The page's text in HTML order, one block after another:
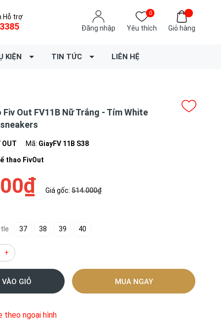
Hỗ trợ
Đăng nhập
0
Yêu thích Giỏ hàng
KIỆN TIN TỨC LIÊN HỆ
Out FV11B Nữ Trắng - Tím White
OUT Mã: GiayFV 11B S38
thao FivOut
Giá gốc: 514.000₫
37 38 39 40
+
GIỎ MUA NGAY
theo ngoại hình